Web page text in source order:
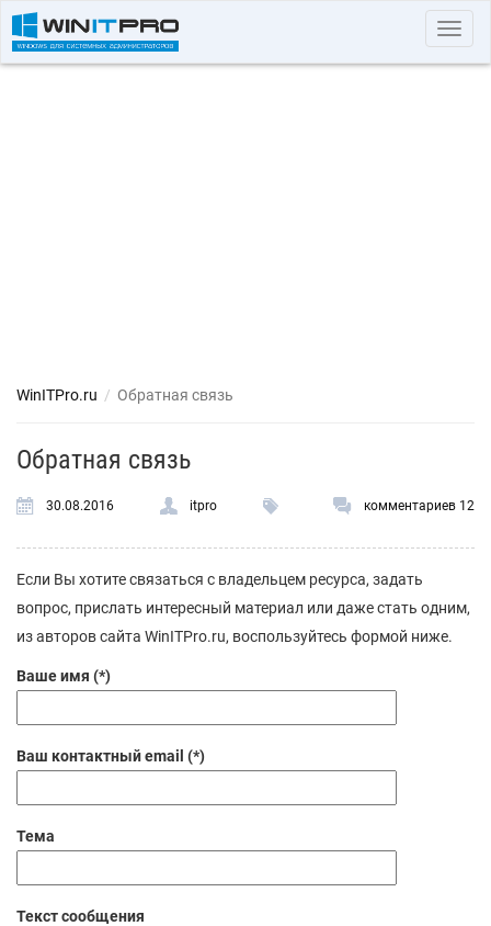
WinITPro.ru / Обратная связь
Обратная связь
30.08.2016 itpro комментариев 12
Если Вы хотите связаться с владельцем ресурса, задать
вопрос, прислать интересный материал или даже стать одним,
из авторов сайта WinITPro.ru, воспользуйтесь формой ниже.
Ваше имя (*)
Ваш контактный email (*)
Тема
Текст сообщения